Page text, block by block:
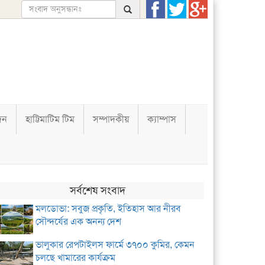
হাট্টিমাটিম টিম সম্পাদকীয় ক্যাম্পাস
সর্বশেষ সংবাদ
মলডোভা: সবুজ প্রকৃতি, ইতিহাস আর নীরব
সৌন্দর্যের এক অনন্য দেশ
ভালুকার রেপটাইলস ফার্মে ৩৭০০ কুমির, কেমন
চলছে খামারের কার্যক্রম